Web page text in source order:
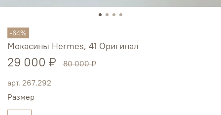
-64%
арт. 267.292
Мокасины Hermes, 41 Оригинал
29 000 ₽ 80 000 ₽
Размер